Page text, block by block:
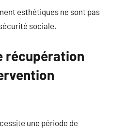
esthétiques ne sont pas
sociale.
récupération
une période de